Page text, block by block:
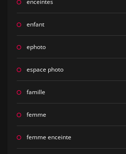
enceintes
enfant
ephoto
espace photo
famille
femme
femme enceinte